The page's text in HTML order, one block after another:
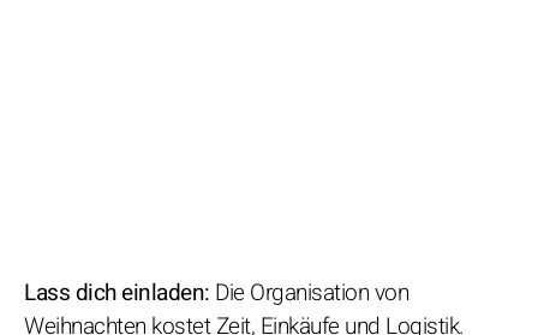
Lass dich einladen: Die Organisation von
Weihnachten kostet Zeit, Einkäufe und Logistik.